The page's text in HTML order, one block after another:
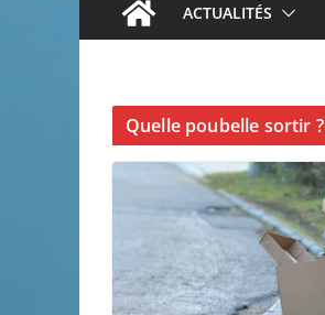
ACTUALITÉS
Quelle poubelle sortir ?